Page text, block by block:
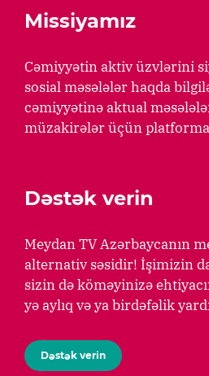
Missiyamız
Cəmiyyətin aktiv üzvlərini
sosial məsələlər haqda
cəmiyyətinə aktual
müzakirələr üçün platforma
Dəstək verin
Meydan TV Azərbaycanın
alternativ səsidir! İşimizin
sizin də köməyinizə
yə aylıq və ya birdəfəlik
Dəstək verin